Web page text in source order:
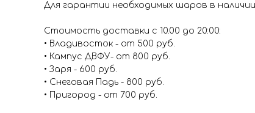
Для гарантии необходимых шаров в
Стоимость доставки с 10.00 до 20:00:
• Владивосток - от 500 руб.
• Кампус ДВФУ- от 800 руб.
• Заря - 600 руб.
• Снеговая Падь - 800 руб.
• Пригород - от 700 руб.